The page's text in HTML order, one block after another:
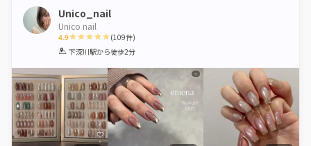
Unico_nail
Unico nail
4.9
1 2 3 4 5
(109件)
下深川駅から徒歩2分